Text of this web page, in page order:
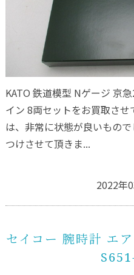
KATO 鉄道模型 Nゲージ 京
イン 8両セットをお買取さ
は、非常に状態が良いもの
つけさせて頂きま...
2022年
セイコー 腕時計 エ